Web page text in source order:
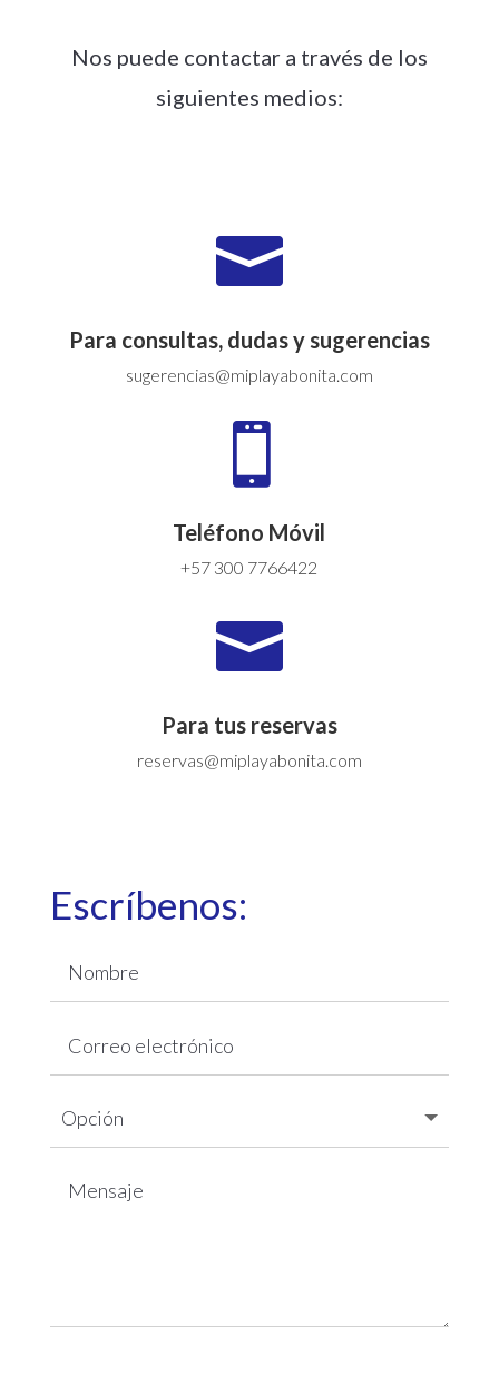
Nos puede contactar a través de los
siguientes medios:

Para consultas, dudas y sugerencias
sugerencias@miplayabonita.com

Teléfono Móvil
+57 300 7766422

Para tus reservas
reservas@miplayabonita.com
Escríbenos: